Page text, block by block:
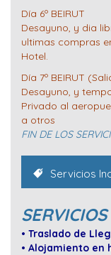
Día 6º BEIRUT
Desayuno, y dia
ultimas compras
Hotel.
Día 7º BEIRUT
Desayuno, y
Privado al
a otros
FIN DE LOS SERVI
Servicios
• Traslado de
• Alojamiento en